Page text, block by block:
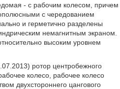
- с рабочим колесом, причем
с чередованием
и герметично разделены
немагнитным экраном.
высоким уровнем
ротор центробежного
колесо, рабочее колесо
двухстороннего цангового